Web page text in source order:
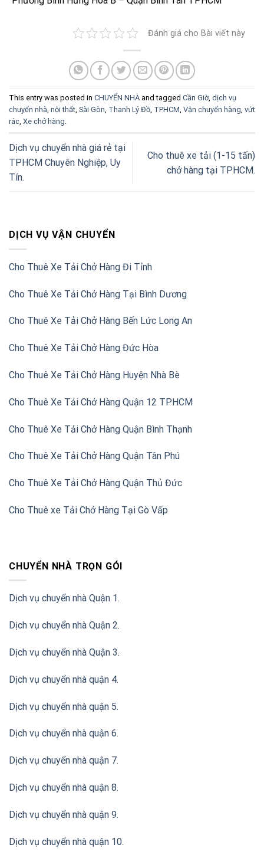
DỊCH VỤ VẬN CHUYỂN
Cho Thuê Xe Tải Chở Hàng Đi Tỉnh
Cho Thuê Xe Tải Chở Hàng Tại Bình Dương
Cho Thuê Xe Tải Chở Hàng Bến Lức Long An
Cho Thuê Xe Tải Chở Hàng Đức Hòa
Cho Thuê Xe Tải Chở Hàng Huyện Nhà Bè
Cho Thuê Xe Tải Chở Hàng Quận 12 TPHCM
Cho Thuê Xe Tải Chở Hàng Quận Bình Thạnh
Cho Thuê Xe Tải Chở Hàng Quận Tân Phú
Cho Thuê Xe Tải Chở Hàng Quận Thủ Đức
Cho Thuê xe Tải Chở Hàng Tại Gò Vấp
CHUYỂN NHÀ TRỌN GÓI
Dịch vụ chuyển nhà Quận 1.
Dịch vụ chuyển nhà Quận 2.
Dịch vụ chuyển nhà Quận 3.
Dịch vụ chuyển nhà quận 4.
Dịch vụ chuyển nhà quận 5.
Dịch vụ chuyển nhà quận 6.
Dịch vụ chuyển nhà quận 7.
Dịch vụ chuyển nhà quận 8.
Dịch vụ chuyển nhà quận 9.
Dịch vụ chuyển nhà quận 10.
Đánh giá cho Bài viết này
This entry was posted in CHUYỂN NHÀ and tagged Cần Giờ, dịch vụ
chuyển nhà, nội thất, Sài Gòn, Thanh Lý Đồ, TPHCM, Vận chuyển hàng, vứt
rác, Xe chở hàng.
Dịch vụ chuyển nhà giá rẻ tại
TPHCM Chuyên Nghiệp, Uy
Tín.
Cho thuê xe tải (1-15 tấn)
chở hàng tại TPHCM.